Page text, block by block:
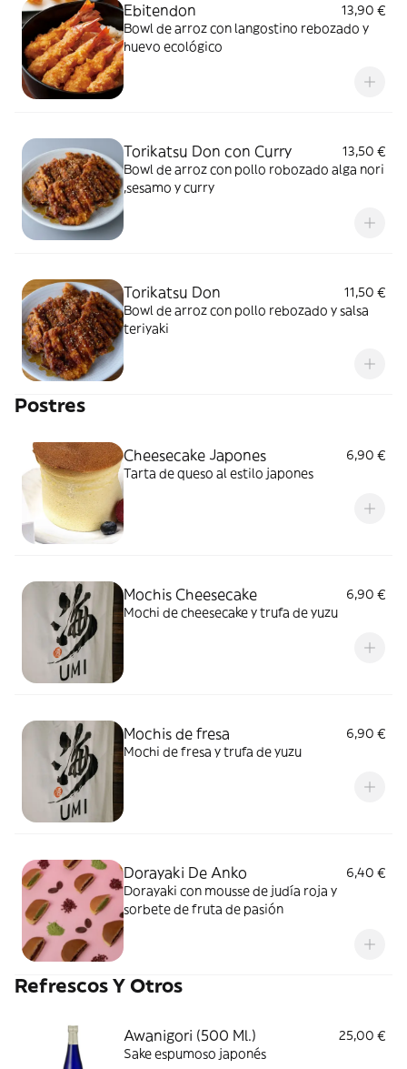
Ebitendon
13,90 €
Bowl de arroz con langostino rebozado y
huevo ecológico
Torikatsu Don con Curry
13,50 €
Bowl de arroz con pollo robozado alga nori
,sesamo y curry
Torikatsu Don
11,50 €
Bowl de arroz con pollo rebozado y salsa
teriyaki
Postres
Cheesecake Japones
6,90 €
Tarta de queso al estilo japones
Mochis Cheesecake
6,90 €
Mochi de cheesecake y trufa de yuzu
Mochis de fresa
6,90 €
Mochi de fresa y trufa de yuzu
Dorayaki De Anko
6,40 €
Dorayaki con mousse de judía roja y
sorbete de fruta de pasión
Refrescos Y Otros
Awanigori (500 Ml.)
25,00 €
Sake espumoso japonés